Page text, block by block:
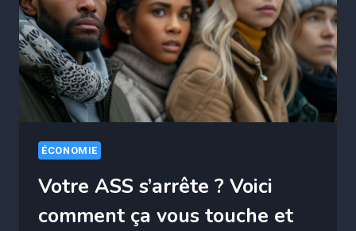
RÉVÈLE
COMMENT
!
ÉCONOMIE
Votre ASS s’arrête ? Voici
comment ça vous touche et